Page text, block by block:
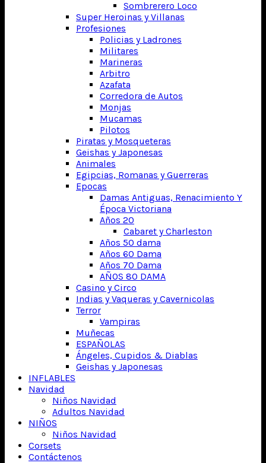
Sombrerero Loco
Super Heroinas y Villanas
Profesiones
Policias y Ladrones
Militares
Marineras
Arbitro
Azafata
Corredora de Autos
Monjas
Mucamas
Pilotos
Piratas y Mosqueteras
Geishas y Japonesas
Animales
Egipcias, Romanas y Guerreras
Epocas
Damas Antiguas, Renacimiento Y
Época Victoriana
Años 20
Cabaret y Charleston
Años 50 dama
Años 60 Dama
Años 70 Dama
AÑOS 80 DAMA
Casino y Circo
Indias y Vaqueras y Cavernicolas
Terror
Vampiras
Muñecas
ESPAÑOLAS
Ángeles, Cupidos & Diablas
Geishas y Japonesas
INFLABLES
Navidad
Niños Navidad
Adultos Navidad
NIÑOS
Niños Navidad
Corsets
Contáctenos